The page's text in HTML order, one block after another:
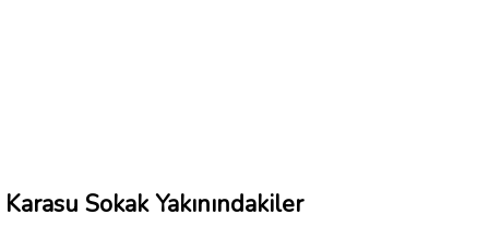
Karasu Sokak Yakınındakiler